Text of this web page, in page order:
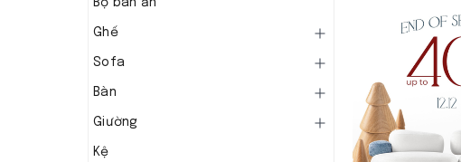
Bộ bàn ăn
Ghế
Sofa
Bàn
Giường
Kệ